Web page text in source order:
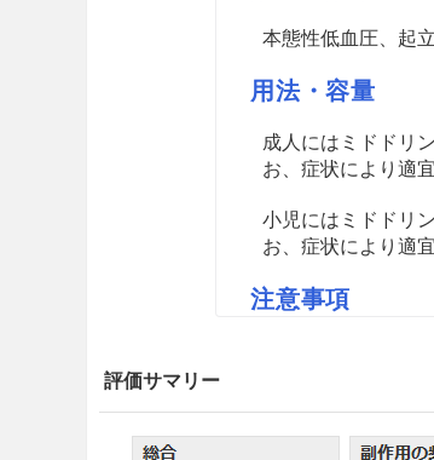
本態性低血圧、起
用法・容量
成人にはミドドリ
お、症状により適
小児にはミドドリ
お、症状により適
注意事項
状は臥位血圧の上
評価サマリー